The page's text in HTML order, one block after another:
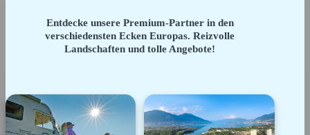
Entdecke unsere Premium-Partner in den
verschiedensten Ecken Europas. Reizvolle
Landschaften und tolle Angebote!